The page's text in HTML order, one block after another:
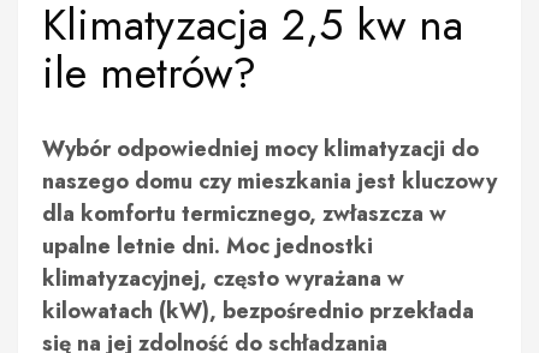
Klimatyzacja 2,5 kw na
ile metrów?
Wybór odpowiedniej mocy klimatyzacji do
naszego domu czy mieszkania jest kluczowy
dla komfortu termicznego, zwłaszcza w
upalne letnie dni. Moc jednostki
klimatyzacyjnej, często wyrażana w
kilowatach (kW), bezpośrednio przekłada
się na jej zdolność do schładzania